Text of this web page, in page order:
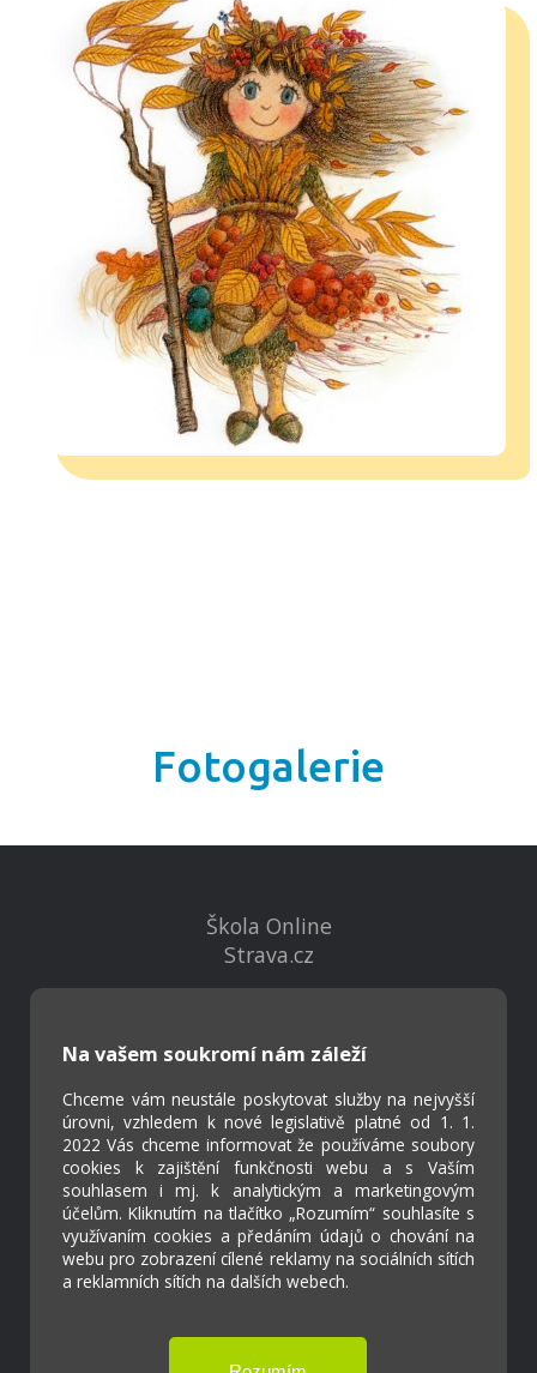
Fotogalerie
Na vašem soukromí nám záleží
Chceme vám neustále poskytovat služby na nejvyšší
úrovni, vzhledem k nové legislativě platné od 1. 1.
2022 Vás chceme informovat že používáme soubory
cookies k zajištění funkčnosti webu a s Vaším
souhlasem i mj. k analytickým a marketingovým
účelům. Kliknutím na tlačítko „Rozumím“ souhlasíte s
využívaním cookies a předáním údajů o chování na
webu pro zobrazení cílené reklamy na sociálních sítích
a reklamních sítích na dalších webech.
Škola Online
Strava.cz
Projekty
Virtuální prohlídka
Cookies
Přístupnost
Přihlášení